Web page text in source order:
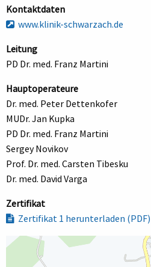
Kontaktdaten
www.klinik-schwarzach.de
Leitung
PD Dr. med. Franz Martini
Hauptoperateure
Dr. med. Peter Dettenkofer
MUDr. Jan Kupka
PD Dr. med. Franz Martini
Sergey Novikov
Prof. Dr. med. Carsten Tibesku
Dr. med. David Varga
Zertifikat
Zertifikat 1 herunterladen (PDF)